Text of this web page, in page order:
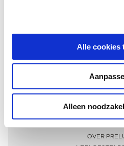
Alle cookies
Alleen
Meer
OVER